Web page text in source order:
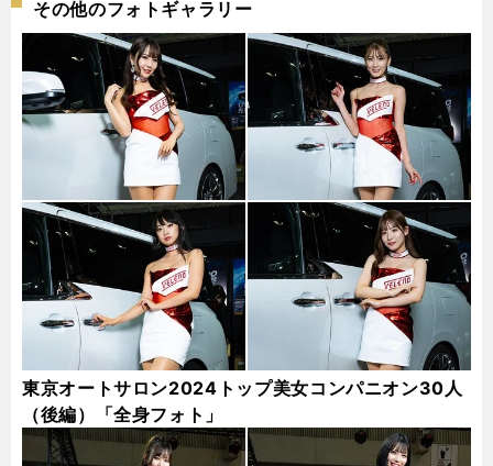
その他のフォトギャラリー
東京オートサロン2024トップ美女コンパニオン30人
（後編）「全身フォト」